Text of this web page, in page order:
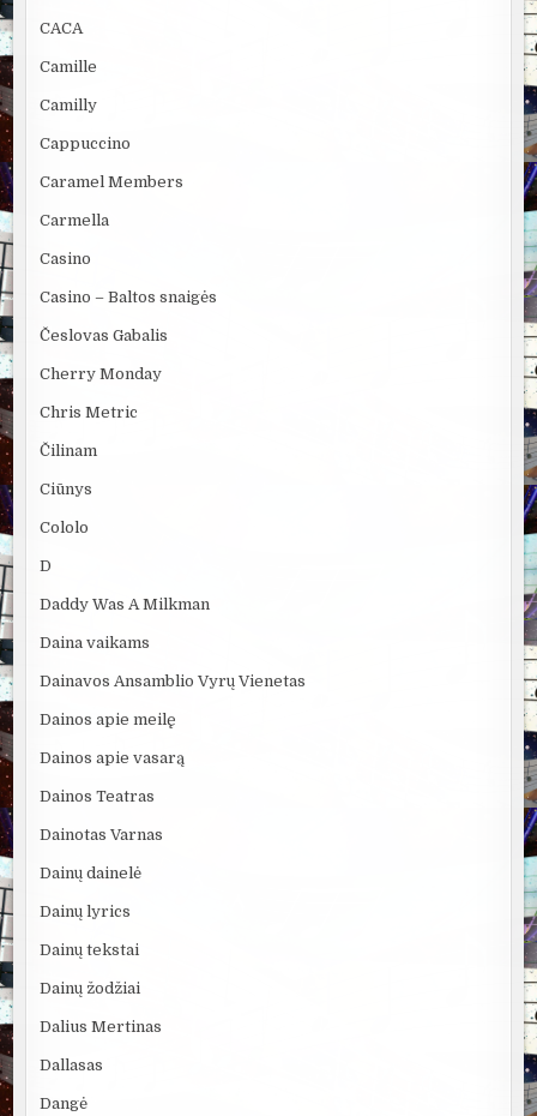
CACA
Camille
Camilly
Cappuccino
Caramel Members
Carmella
Casino
Casino – Baltos snaigės
Česlovas Gabalis
Cherry Monday
Chris Metric
Čilinam
Ciūnys
Cololo
D
Daddy Was A Milkman
Daina vaikams
Dainavos Ansamblio Vyrų Vienetas
Dainos apie meilę
Dainos apie vasarą
Dainos Teatras
Dainotas Varnas
Dainų dainelė
Dainų lyrics
Dainų tekstai
Dainų žodžiai
Dalius Mertinas
Dallasas
Dangė